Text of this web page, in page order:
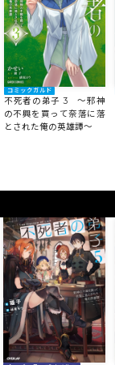
コミックガルド
不死者の弟子 3 ～邪神
の不興を買って奈落に落
とされた俺の英雄譚～